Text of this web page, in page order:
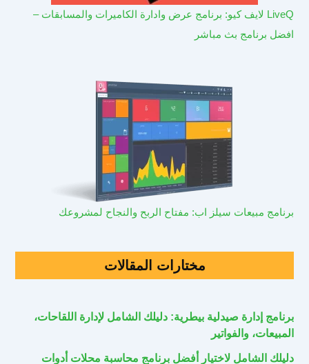
LiveQ لايف كيو: برنامج عرض وادارة الكاميرات والمسابقات –
افضل برنامج بث مباشر
برنامج مبيعات سيلز اب: مفتاح الربح والنجاح لمشروعك
مختارات المقالات
برنامج إدارة صيدلية بيطرية: دليلك الشامل لإدارة اللقاحات،
المبيعات، والفواتير
دليلك الشامل لاختيار أفضل برنامج محاسبة محلات أدوات